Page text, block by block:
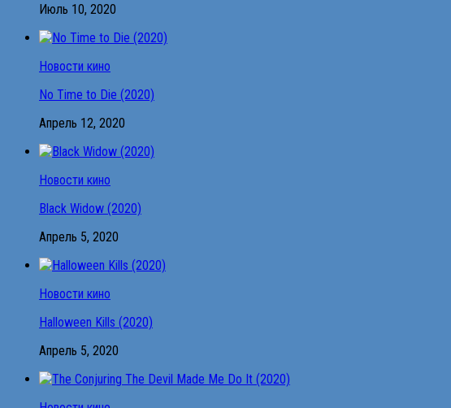
Июль 10, 2020
Новости кино
No Time to Die (2020)
Апрель 12, 2020
Новости кино
Black Widow (2020)
Апрель 5, 2020
Новости кино
Halloween Kills (2020)
Апрель 5, 2020